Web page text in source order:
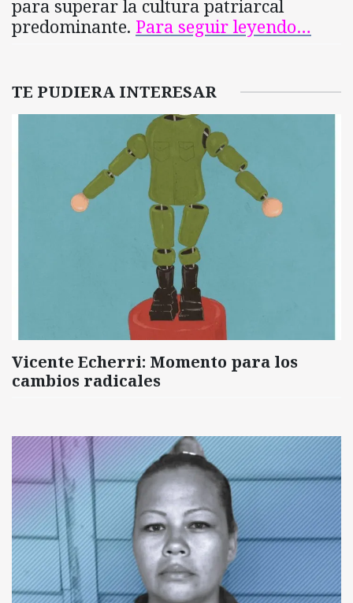
para superar la cultura patriarcal
predominante. Para seguir leyendo…
TE PUDIERA INTERESAR
Vicente Echerri: Momento para los
cambios radicales